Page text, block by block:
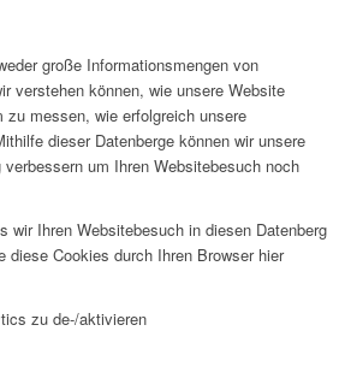
große Informationsmengen von
verstehen können, wie unsere Website
zu messen, wie erfolgreich unsere
dieser Datenberge können wir unsere
um Ihren Websitebesuch noch
wir Ihren Websitebesuch in diesen Datenberg
diese Cookies durch Ihren Browser hier
zu de-/aktivieren